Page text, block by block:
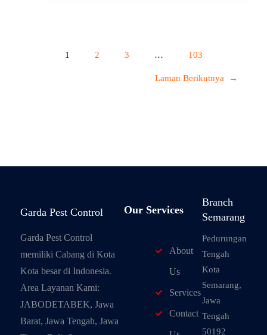
1 2 3 … 103
Laman Berikutnya →
Garda Pest Control
Garda Pest Control
memiliki Cabang di Kota
Kota besar di Indonesia.
Area Layanan Kami:
JABODETABEK, Jawa
Barat, Jawa Tengah, Jawa
Our Services
About
Us
Services
Contact
Branch
Semarang
Pedurungan
Tengah
Kota
Semarang,
Jawa
Tengah
50192